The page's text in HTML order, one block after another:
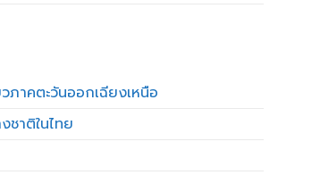
ภาคตะวันออกเฉียงเหนือ
ชาติในไทย